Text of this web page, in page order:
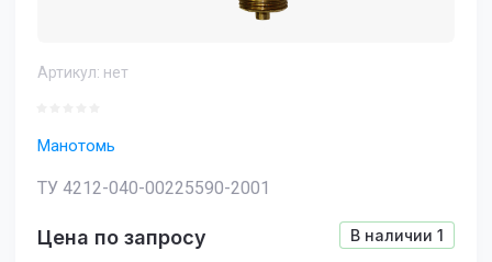
Артикул: нет
Манотомь
ТУ 4212-040-00225590-2001
В наличии 1
Цена по запросу